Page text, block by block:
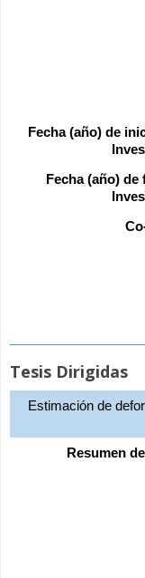
Fecha (año) de
Fecha (año) de
Tesis Dirigidas
Estimación de
Resumen